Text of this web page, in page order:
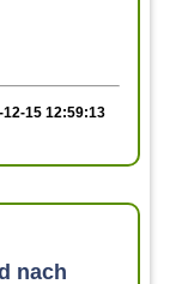
15 12:59:13
nach